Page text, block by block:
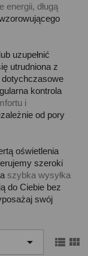
energii, długą
uzupełnić
utrudniona z
dotychczasowe
kontrola
i
od pory
oświetlenia
szeroki
aszybka wysyłka
do Ciebie bez
swój
  